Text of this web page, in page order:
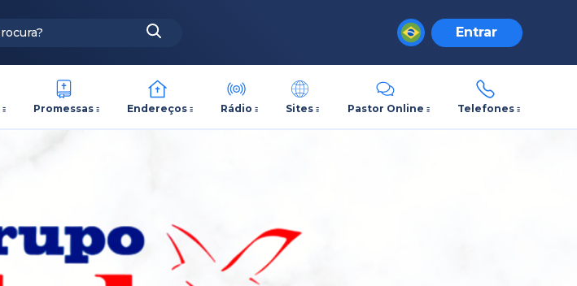
Entrar
Promessas Endereços Rádio Sites Pastor Online Telefones